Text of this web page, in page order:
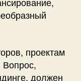
проектам
должен